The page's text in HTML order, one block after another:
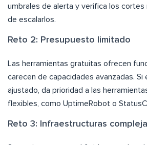
umbrales de alerta y verifica los cortes
de escalarlos.
Reto 2: Presupuesto limitado
Las herramientas gratuitas ofrecen
carecen de capacidades avanzadas.
ajustado, da prioridad a las
flexibles, como UptimeRobot o
Reto 3: Infraestructuras